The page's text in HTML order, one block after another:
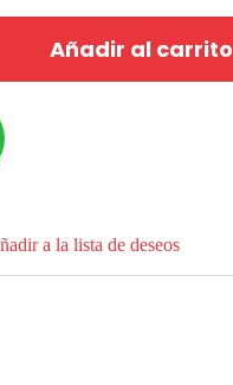
Añadir al carrito
a la lista de deseos